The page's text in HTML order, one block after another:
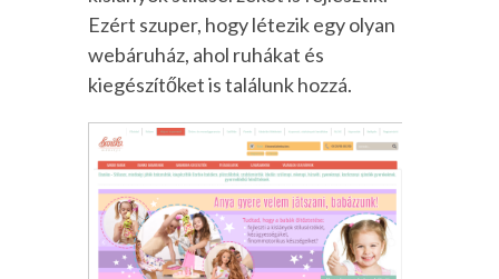
Ezért szuper, hogy létezik egy olyan
webáruház, ahol ruhákat és
kiegészítőket is találunk hozzá.